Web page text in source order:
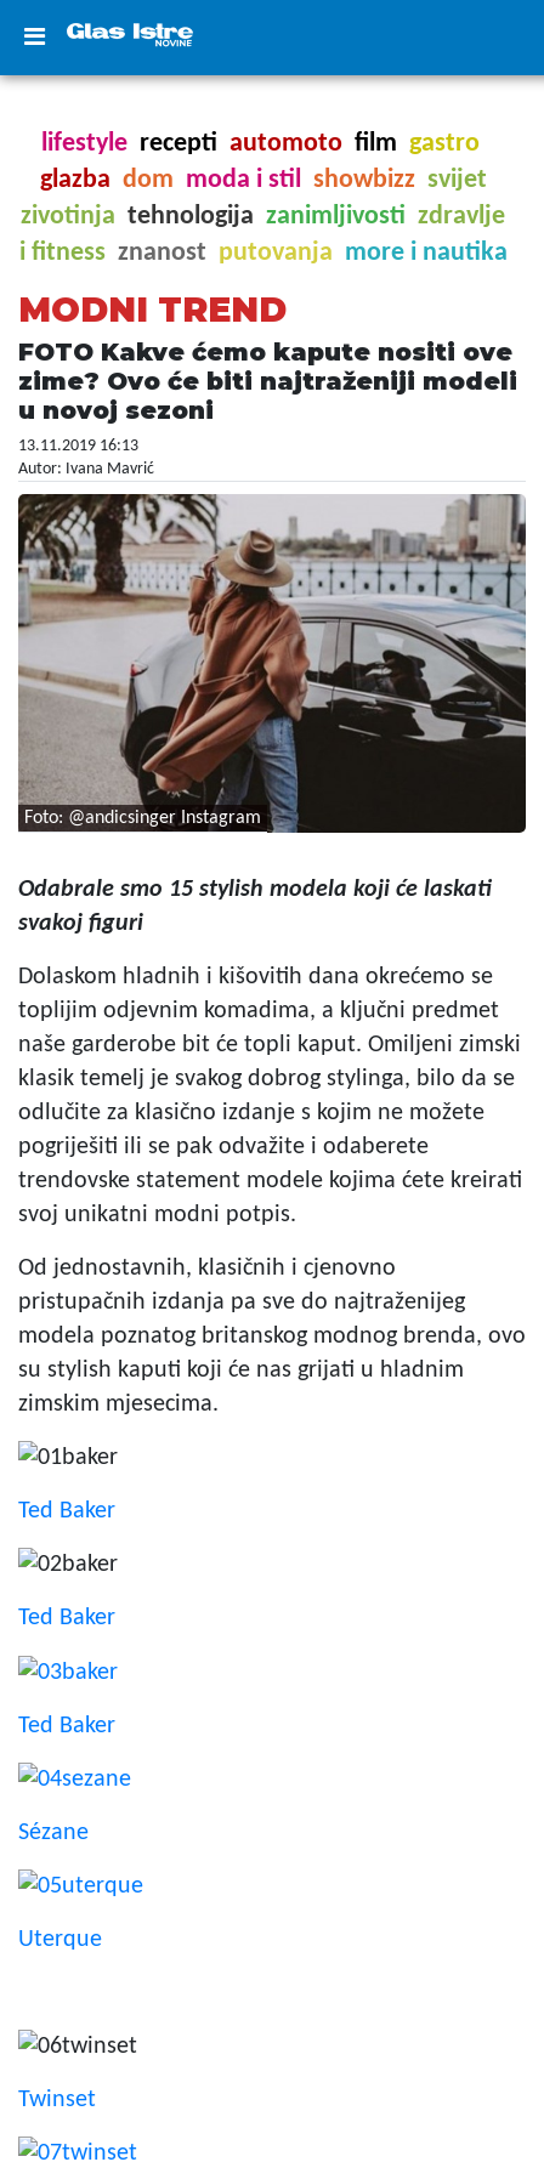
lifestyle recepti automoto film gastro
glazba dom moda i stil showbizz svijet
zivotinja tehnologija zanimljivosti zdravlje
i fitness znanost putovanja more i nautika
MODNI TREND
FOTO Kakve ćemo kapute nositi ove
zime? Ovo će biti najtraženiji modeli
u novoj sezoni
13.11.2019 16:13
Autor: Ivana Mavrić
Foto: @andicsinger Instagram
Odabrale smo 15 stylish modela koji će laskati
svakoj figuri
Dolaskom hladnih i kišovitih dana okrećemo se
toplijim odjevnim komadima, a ključni predmet
naše garderobe bit će topli kaput. Omiljeni zimski
klasik temelj je svakog dobrog stylinga, bilo da se
odlučite za klasično izdanje s kojim ne možete
pogriješiti ili se pak odvažite i odaberete
trendovske statement modele kojima ćete kreirati
svoj unikatni modni potpis.
Od jednostavnih, klasičnih i cjenovno
pristupačnih izdanja pa sve do najtraženijeg
modela poznatog britanskog modnog brenda, ovo
su stylish kaputi koji će nas grijati u hladnim
zimskim mjesecima.
Ted Baker
Ted Baker
Ted Baker
Sézane
Uterque
Twinset